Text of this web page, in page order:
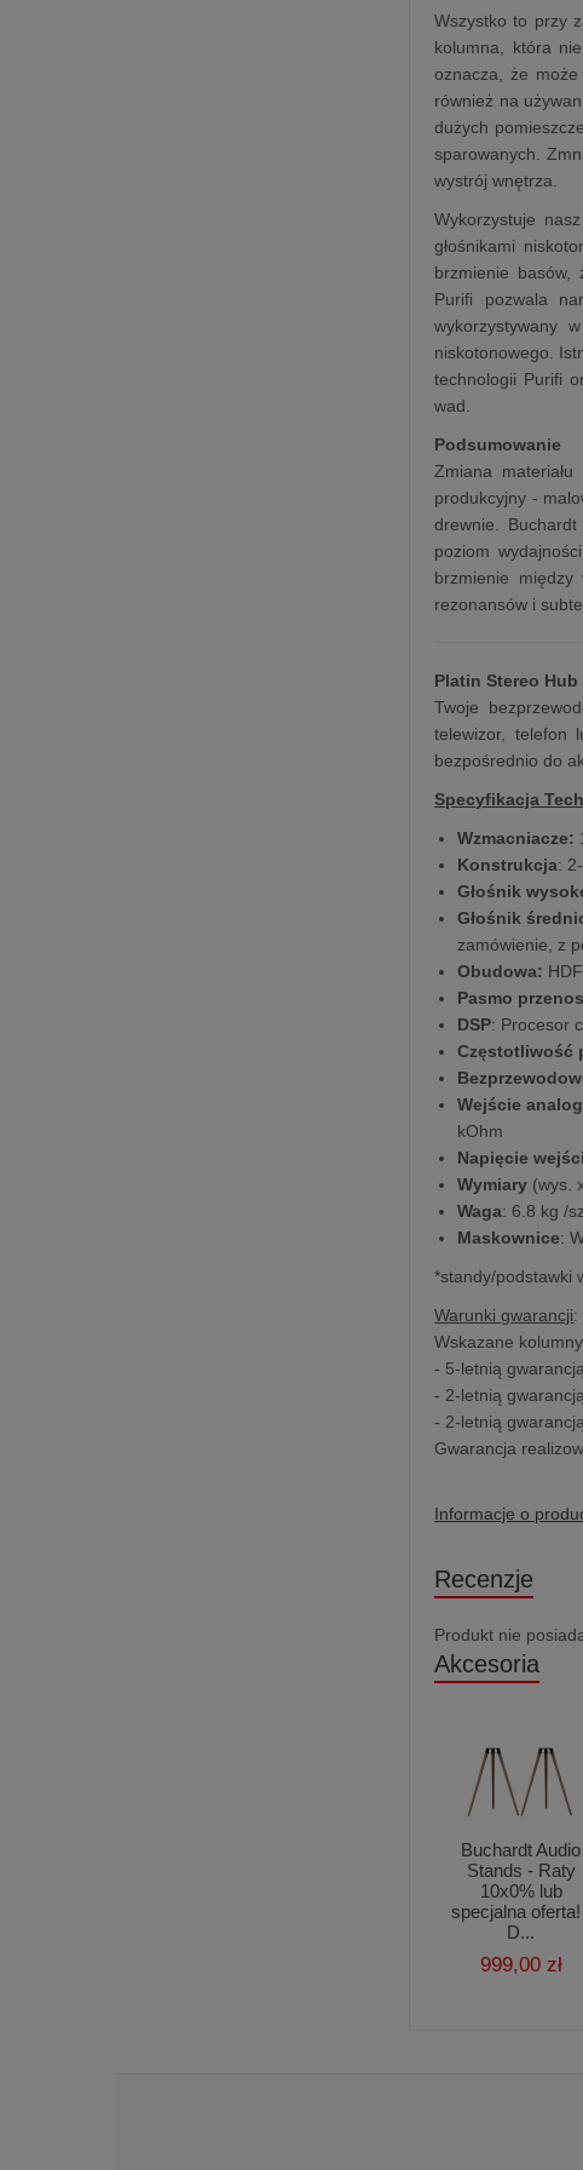
Wszystko to przy
kolumna, która
oznacza, że
również na
dużych
sparowanych.
wystrój wnętrza.
Wykorzystuje
głośnikami
brzmienie basów,
Purifi pozwala
wykorzystywany
niskotonowego.
technologii Purifi
wad.
Podsumowanie
Zmiana
produkcyjny -
drewnie.
poziom
brzmienie między
rezonansów i
Platin Stereo
Twoje
telewizor, telefon
bezpośrednio do
Specyfikacja
Wzmacniacze:
Konstrukcja:
Głośnik
Głośnik
zamówienie, z
Obudowa: HDF
Pasmo
DSP: Procesor
Częstotliwość
Wejście
kOhm
Napięcie
Wymiary (wys.
Waga: 6.8 kg /
Maskownice:
*standy/podstawki
Warunki gwarancji:
Wskazane
- 5-letnią
- 2-letnią
- 2-letnią
Gwarancja
Informacje o
Recenzje
Produkt nie
Akcesoria
Buchardt Audio
Stands - Raty
10x0% lub
specjalna
D...
999,00 zł